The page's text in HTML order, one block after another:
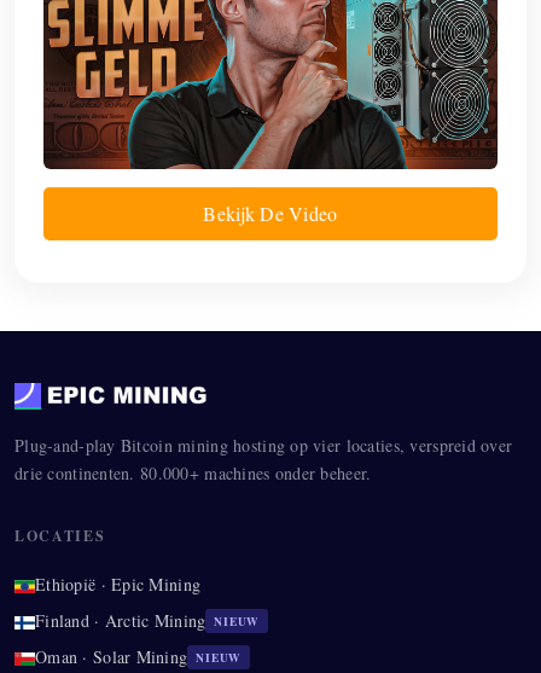
Bekijk De Video
Plug-and-play Bitcoin mining hosting op vier locaties, verspreid over
drie continenten. 80.000+ machines onder beheer.
LOCATIES
Ethiopië · Epic Mining
Finland · Arctic Mining NIEUW
Oman · Solar Mining NIEUW